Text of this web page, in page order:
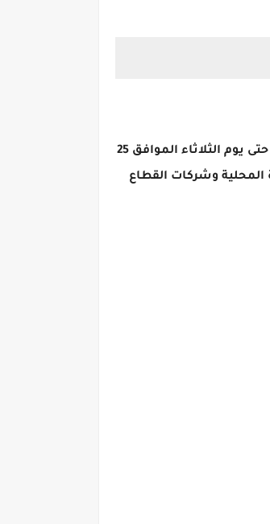
أصدر الدكتور مصطفى مدبولي، رئيس مجلس الوزراء، قرارًا بأن تكون الفترة من يوم الخميس الموافق 20 من شهر أبريل الجاري حتى يوم الثلاثاء الموافق 25
المحلية وشركات القطاع